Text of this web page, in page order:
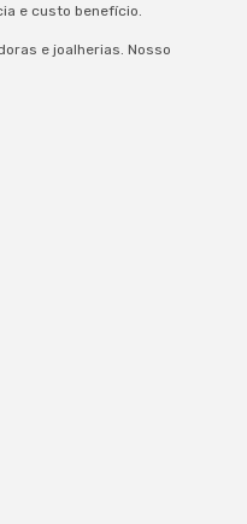
e custo benefício.
e joalherias. Nosso